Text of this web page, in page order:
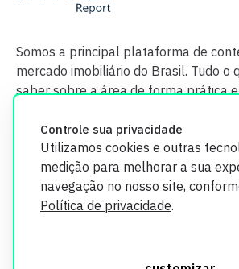
Controle sua privacidade
Utilizamos cookies e outras
medição para melhorar a sua
navegação no nosso site,
Política de privacidade.
Somos a principal plataforma de
mercado imobiliário do Brasil. Tudo o
saber sobre a área de forma prática
segurança. Todos os dados coletados em